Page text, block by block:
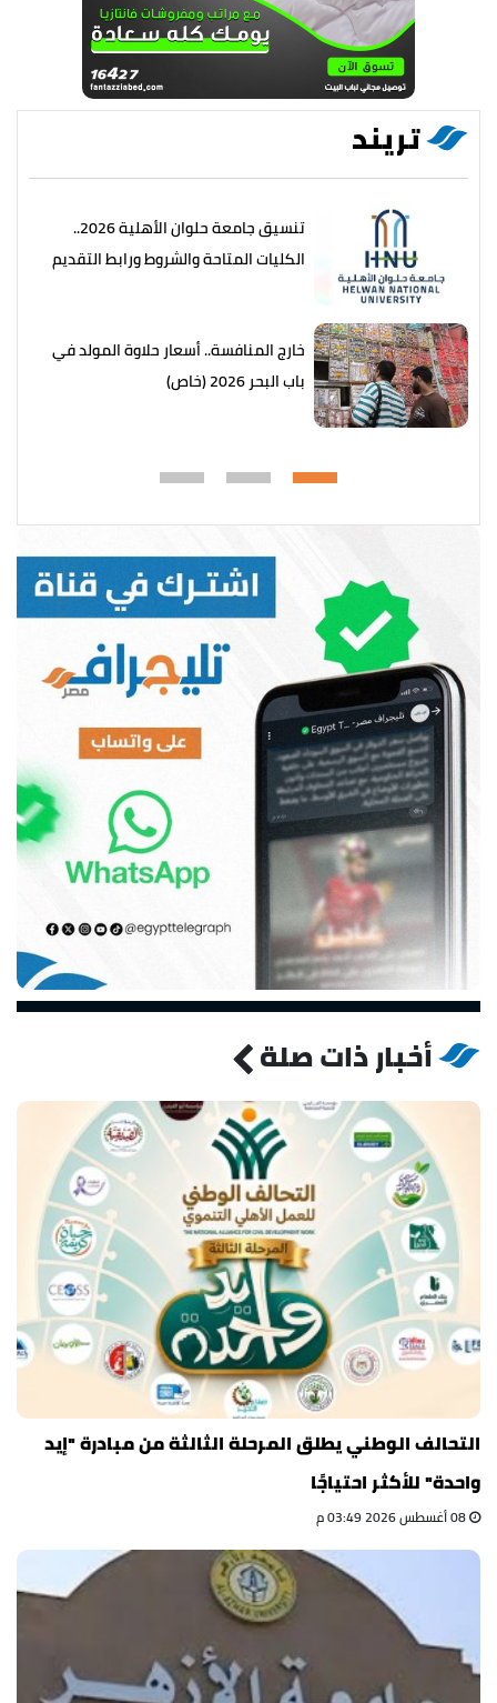
تريند
تنسيق جامعة حلوان الأهلية 2026..
الكليات المتاحة والشروط ورابط التقديم
خارج المنافسة.. أسعار حلاوة المولد في
باب البحر 2026 (خاص)
أخبار ذات صلة
التحالف الوطني يطلق المرحلة الثالثة من مبادرة "إيد
واحدة" للأكثر احتياجًا